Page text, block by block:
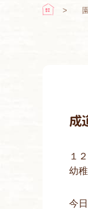
成
１
幼
今